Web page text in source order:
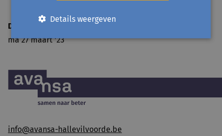
Datum bericht
ma 27 maart '23
info@avansa-hallevilvoorde.be
Details weergeven